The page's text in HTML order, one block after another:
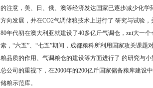
的注意，美、日、俄、澳等经济发达国家已逐步减少化
方向发展，并在CO2气调储粮技术上进行了 研究与试验
80年代初在澳大利亚就建设了40多亿斤气调仓，zui大一
索，“六五”、“七五”期间，成都粮科所利用国家攻关课
粮品质的作用、气调粮仓的建设等方面进行了 的研究与
总公司的重视下，在2000年的200亿斤国家储备粮库建设
储粮示范库。